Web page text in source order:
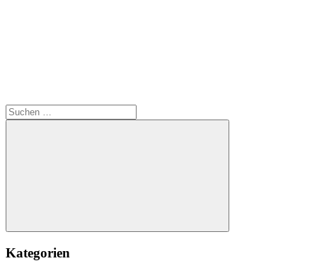
Suchen
nach:
Suchen
Kategorien